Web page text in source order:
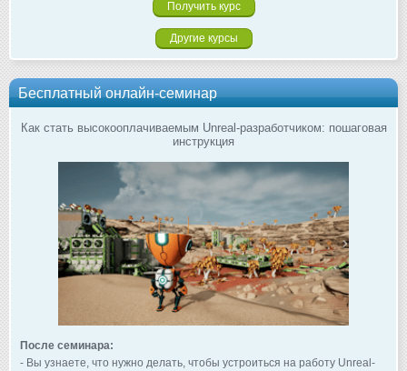
Другие курсы
Бесплатный онлайн-семинар
Как стать высокооплачиваемым Unreal-разработчиком: пошаговая
инструкция
После семинара:
- Вы узнаете, что нужно делать, чтобы устроиться на работу Unreal-